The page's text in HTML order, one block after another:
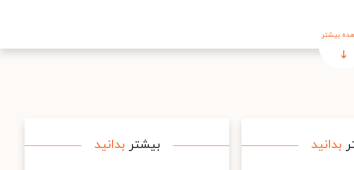
بیشتر
بدانید بیشتر بدانید